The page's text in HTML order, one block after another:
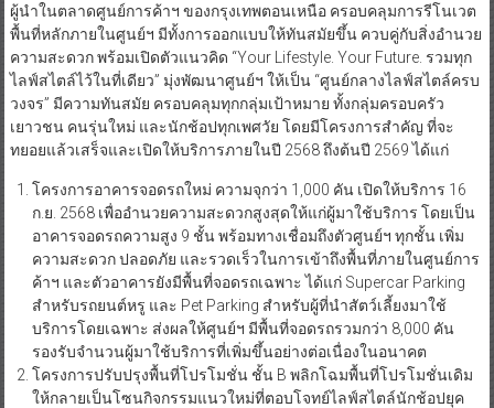
ผู้นำในตลาดศูนย์การค้าฯ ของกรุงเทพตอนเหนือ ครอบคลุมการรีโนเวต
พื้นที่หลักภายในศูนย์ฯ มีทั้งการออกแบบให้ทันสมัยขึ้น ควบคู่กับสิ่งอำนวย
ความสะดวก พร้อมเปิดตัวแนวคิด “Your Lifestyle. Your Future. รวมทุก
ไลฟ์สไตล์ไว้ในที่เดียว” มุ่งพัฒนาศูนย์ฯ ให้เป็น “ศูนย์กลางไลฟ์สไตล์ครบ
วงจร” มีความทันสมัย ครอบคลุมทุกกลุ่มเป้าหมาย ทั้งกลุ่มครอบครัว
เยาวชน คนรุ่นใหม่ และนักช้อปทุกเพศวัย โดยมีโครงการสำคัญ ที่จะ
ทยอยแล้วเสร็จและเปิดให้บริการภายในปี 2568 ถึงต้นปี 2569 ได้แก่
โครงการอาคารจอดรถใหม่ ความจุกว่า 1,000 คัน เปิดให้บริการ 16
ก.ย. 2568 เพื่ออำนวยความสะดวกสูงสุดให้แก่ผู้มาใช้บริการ โดยเป็น
อาคารจอดรถความสูง 9 ชั้น พร้อมทางเชื่อมถึงตัวศูนย์ฯ ทุกชั้น เพิ่ม
ความสะดวก ปลอดภัย และรวดเร็วในการเข้าถึงพื้นที่ภายในศูนย์การ
ค้าฯ และตัวอาคารยังมีพื้นที่จอดรถเฉพาะ ได้แก่ Supercar Parking
สำหรับรถยนต์หรู และ Pet Parking สำหรับผู้ที่นำสัตว์เลี้ยงมาใช้
บริการโดยเฉพาะ ส่งผลให้ศูนย์ฯ มีพื้นที่จอดรถรวมกว่า 8,000 คัน
รองรับจำนวนผู้มาใช้บริการที่เพิ่มขึ้นอย่างต่อเนื่องในอนาคต
โครงการปรับปรุงพื้นที่โปรโมชั่น ชั้น B พลิกโฉมพื้นที่โปรโมชั่นเดิม
ให้กลายเป็นโซนกิจกรรมแนวใหม่ที่ตอบโจทย์ไลฟ์สไตล์นักช้อปยุค